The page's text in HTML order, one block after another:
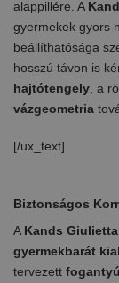
alappillére. A
gyermekek gyors
beállíthatósága
hosszú távon is
hajtótengely , a
vázgeometria
[/ux_text]
Biztonságos
A Kands Giulietta
gyermekbarát
tervezett